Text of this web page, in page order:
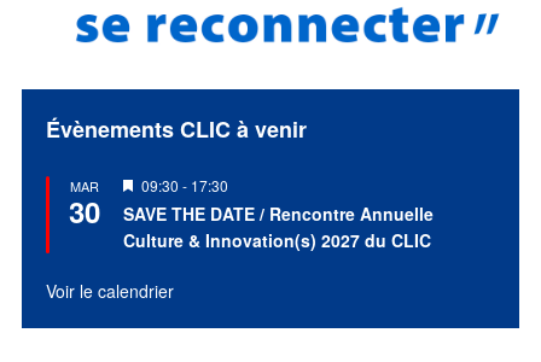
Évènements CLIC à venir
MAR
30
Mis
en
avant
09:30 - 17:30
SAVE THE DATE / Rencontre Annuelle
Culture & Innovation(s) 2027 du CLIC
Voir le calendrier